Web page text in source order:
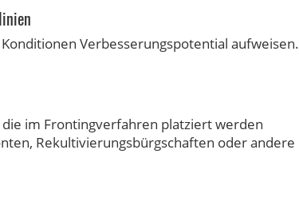
Verbesserungspotential aufweisen.
die im Frontingverfahren platziert werden
Rekultivierungsbürgschaften oder andere